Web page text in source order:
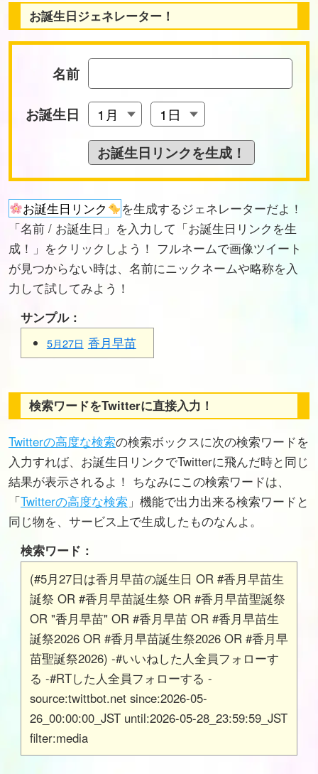
お誕生日ジェネレーター！
名前
お誕生日
お誕生日リンク
を生成するジェネレーターだよ！
「名前 / お誕生日」を入力して「お誕生日リンクを生
成！」をクリックしよう！ フルネームで画像ツイート
が見つからない時は、名前にニックネームや略称を入
力して試してみよう！
サンプル：
5月27日 香月早苗
検索ワードをTwitterに直接入力！
Twitterの高度な検索の検索ボックスに次の検索ワードを
入力すれば、お誕生日リンクでTwitterに飛んだ時と同じ
結果が表示されるよ！ ちなみにこの検索ワードは、
「Twitterの高度な検索 」機能で出力出来る検索ワードと
同じ物を、サービス上で生成したものなんよ。
検索ワード：
(#5月27日は香月早苗の誕生日 OR #香月早苗生
誕祭 OR #香月早苗誕生祭 OR #香月早苗聖誕祭
OR "香月早苗" OR #香月早苗 OR #香月早苗生
誕祭2026 OR #香月早苗誕生祭2026 OR #香月早
苗聖誕祭2026) -#いいねした人全員フォローす
る -#RTした人全員フォローする -
source:twittbot.net since:2026-05-
26_00:00:00_JST until:2026-05-28_23:59:59_JST
filter:media